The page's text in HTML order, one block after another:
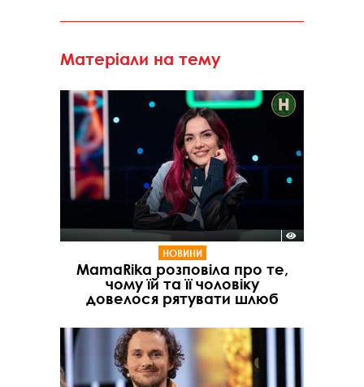
Матеріали на тему
НОВИНИ
MamaRika розповіла про те,
чому їй та її чоловіку
довелося рятувати шлюб